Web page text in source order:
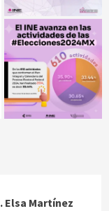
Elsa Martínez